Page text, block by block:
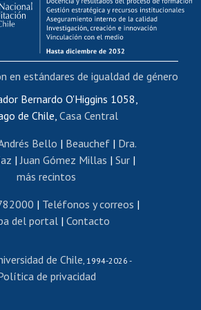
Funcionarias/os
internos de capacitación
Bienestar del personal
de movilidad interna
Certificado de renta
de renta honorarios
Editar páginas blancas
Extranjeras/os
y reconocimiento de títulos
Programa de Movilidad Estudiantil
Cursos de español
Bernardo O'Higgins 1058,
de Chile, Casa Central
Bello | Beauchef| Dra.
| Juan Gómez Millas | Sur |
más recintos
| Teléfonos y correos |
del portal| Contacto
de Chile , 1994-2026 -
de privacidad
en estándares de igualdad de género